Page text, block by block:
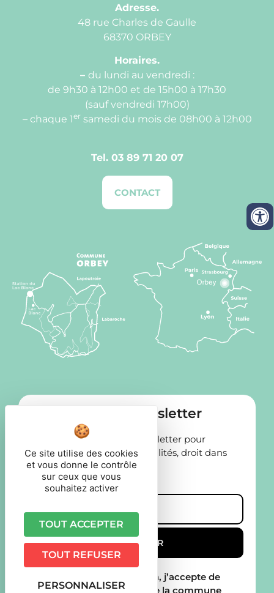
Adresse.
48 rue Charles de Gaulle
68370 ORBEY
Horaires.
– du lundi au vendredi :
de 9h30 à 12h00 et de 15h00 à 17h30
(sauf vendredi 17h00)
– chaque 1er samedi du mois de 08h00 à 12h00
Tel. 03 89 71 20 07
CONTACT
Abonnement Newsletter
Abonnez-vous à notre newsletter pour
recevoir nos dernières actualités, droit dans
votre boîte mail!
En validant mon inscription, j’accepte de
recevoir des Newsletters de la commune
Ce site utilise des cookies
et vous donne le contrôle
sur ceux que vous
souhaitez activer
TOUT ACCEPTER
TOUT REFUSER
PERSONNALISER